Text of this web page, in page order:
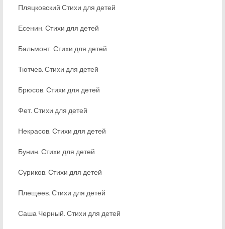
Пляцковский Стихи для детей
Есенин. Стихи для детей
Бальмонт. Стихи для детей
Тютчев. Стихи для детей
Брюсов. Стихи для детей
Фет. Стихи для детей
Некрасов. Стихи для детей
Бунин. Стихи для детей
Суриков. Стихи для детей
Плещеев. Стихи для детей
Саша Черный. Стихи для детей